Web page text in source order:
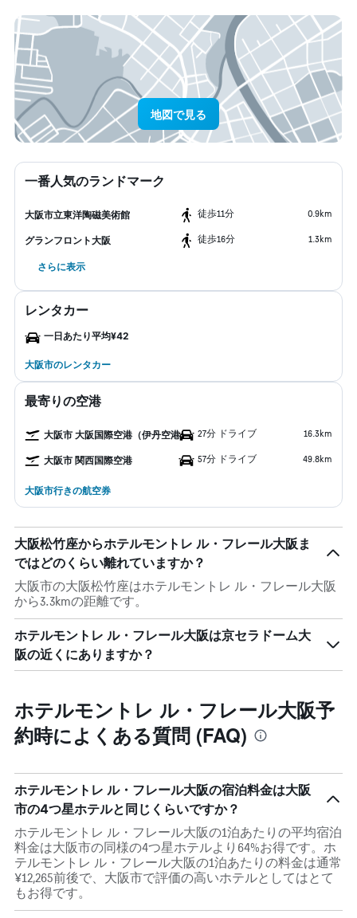
地図で見る
一番人気のランドマーク
大阪市立東洋陶磁美術館 ​徒歩11分 0.9km
グランフロント大阪 ​徒歩16分 1.3km
さらに表示
レンタカー
一日あたり平均¥42
大阪市のレンタカー
最寄りの空港
大阪市 大阪国際空港（伊丹空港） 27分 ドライブ 16.3km
大阪市 関西国際空港 57分 ドライブ 49.8km
大阪市行きの航空券
大阪松竹座からホテルモントレ ル・フレール大阪ま
ではどのくらい離れていますか？
大阪市の大阪松竹座はホテルモントレ ル・フレール大阪
から3.3kmの距離です。
ホテルモントレ ル・フレール大阪は京セラドーム大
阪の近くにありますか？
ホテルモントレ ル・フレール大阪予
約時によくある質問 (FAQ)
ホテルモントレ ル・フレール大阪の宿泊料金は大阪
市の4つ星ホテルと同じくらいですか？
ホテルモントレ ル・フレール大阪の1泊あたりの平均宿泊
料金は大阪市の同様の4つ星ホテルより64%お得です。ホ
テルモントレ ル・フレール大阪の1泊あたりの料金は通常
¥12,265前後で、大阪市で評価の高いホテルとしてはとて
もお得です。